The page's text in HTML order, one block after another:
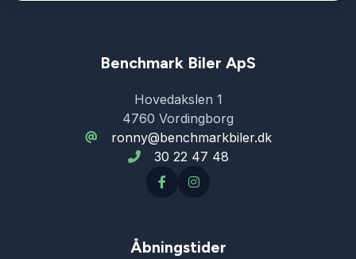
Benchmark Biler ApS
Hovedakslen 1
4760 Vordingborg
ronny@benchmarkbiler.dk
30 22 47 48
Åbningstider